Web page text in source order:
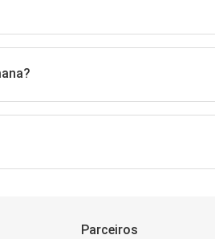
Parceiros